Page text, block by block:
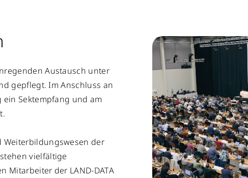
Austausch unter
gepflegt. Im Anschluss an
Sektempfang und am
Weiterbildungswesen der
vielfältige
Mitarbeiter der LAND-DATA